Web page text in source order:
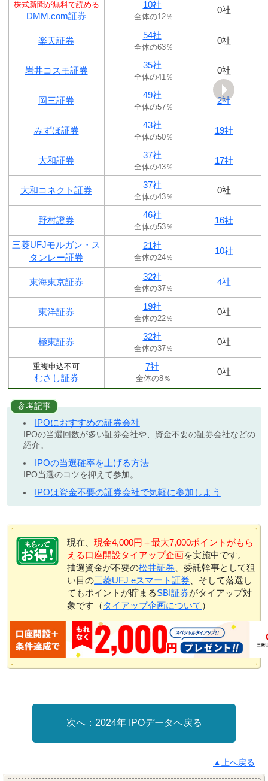
株式新聞が無料で読める
DMM.com証券
10社
全体の12％
0社
楽天証券
54社
全体の63％
0社
岩井コスモ証券
35社
全体の41％
0社
岡三証券
49社
全体の57％
2社
みずほ証券
43社
全体の50％
19社
大和証券
37社
全体の43％
17社
大和コネクト証券
37社
全体の43％
0社
野村證券
46社
全体の53％
16社
三菱UFJモルガン・ス
タンレー証券
21社
全体の24％
10社
東海東京証券
32社
全体の37％
4社
東洋証券
19社
全体の22％
0社
極東証券
32社
全体の37％
0社
重複申込不可
むさし証券
7社
全体の8％
0社
参考記事
IPOにおすすめの証券会社
IPOの当選回数が多い証券会社や、資金不要の証券会社などの
紹介。
IPOの当選確率を上げる方法
IPO当選のコツを抑えて参加。
IPOは資金不要の証券会社で気軽に参加しよう
現在、 現金4,000円＋最大7,000ポイントがもら
える口座開設タイアップ企画を実施中です。
抽選資金が不要の松井証券 、委託幹事として狙
い目の三菱UFJ eスマート証券 、そして落選し
てもポイントが貯まるSBI証券がタイアップ対
象です（ タイアップ企画について ）
2024年 IPOデータへ戻る
▲上へ戻る